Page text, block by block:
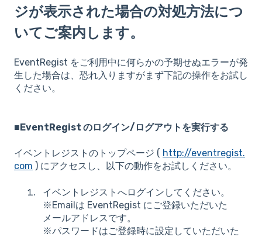
ジが表示された場合の対処方法につ
いてご案内します。
EventRegist をご利用中に何らかの予期せぬエラーが発
生した場合は、恐れ入りますがまず下記の操作をお試し
ください。
■EventRegist のログイン/ログアウトを実行する
イベントレジストのトップページ ( http://eventregist.
com ) にアクセスし、以下の動作をお試しください。
イベントレジストへログインしてください。
※Emailは EventRegist にご登録いただいた
メールアドレスです。
※パスワードはご登録時に設定していただいた